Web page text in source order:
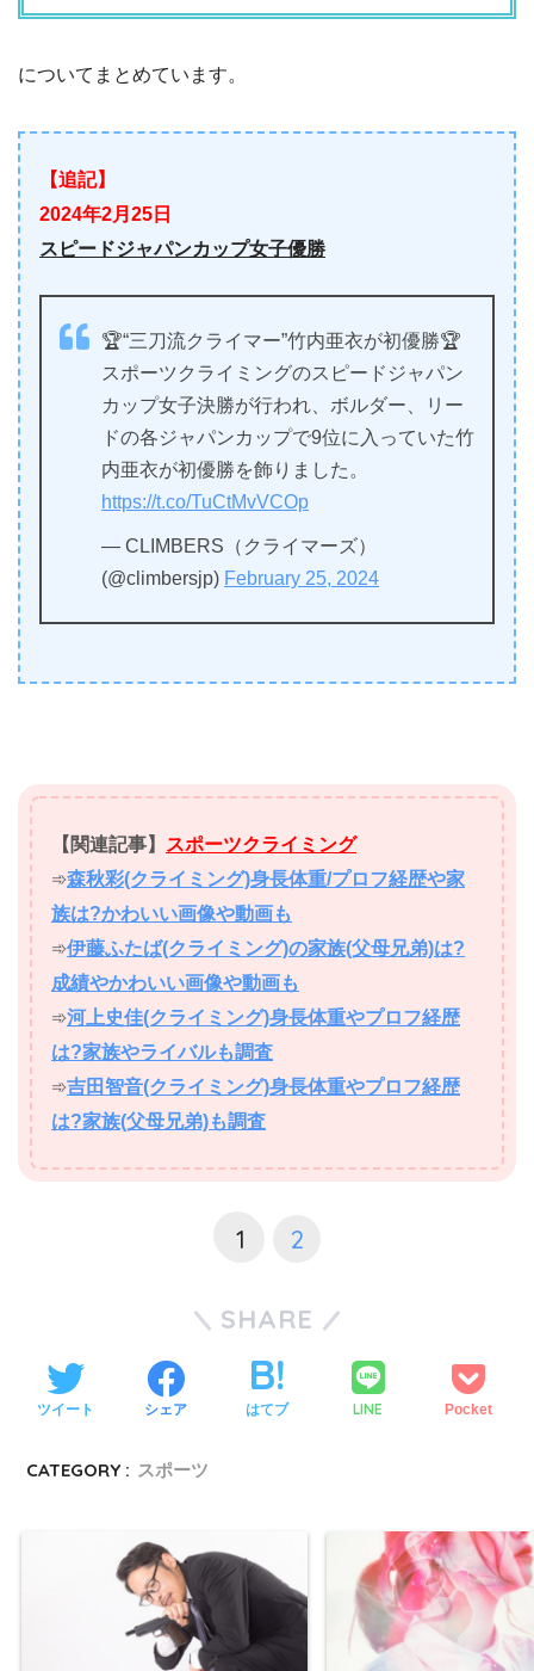
についてまとめています。
【追記】
2024年2月25日
スピードジャパンカップ女子優勝
🏆“三刀流クライマー”竹内亜衣が初優勝🏆
スポーツクライミングのスピードジャパン
カップ女子決勝が行われ、ボルダー、リー
ドの各ジャパンカップで9位に入っていた竹
内亜衣が初優勝を飾りました。
https://t.co/TuCtMvVCOp
— CLIMBERS（クライマーズ）
(@climbersjp) February 25, 2024
【関連記事】
スポーツクライミング
➾森秋彩(クライミング)身長体重/プロフ経歴や家
族は?かわいい画像や動画も
➾伊藤ふたば(クライミング)の家族(父母兄弟)は?
成績やかわいい画像や動画も
➾河上史佳(クライミング)身長体重やプロフ経歴
は?家族やライバルも調査
➾吉田智音(クライミング)身長体重やプロフ経歴
は?家族(父母兄弟)も調査
1 2
SHARE
ツイート シェア はてブ LINE Pocket
CATEGORY : スポーツ